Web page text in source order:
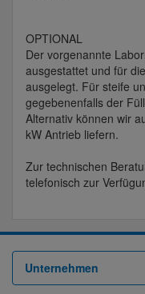
OPTIONAL
Der vorgenannte
ausgestattet und für
ausgelegt. Für steife
gegebenenfalls der
Alternativ können wir
kW Antrieb liefern.
Zur technischen
telefonisch zur
Unternehmen